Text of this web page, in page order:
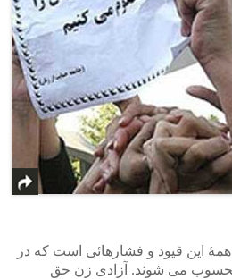
همۀ این قیود و فشارهائی است که در
می شوند. آزادی زن حق